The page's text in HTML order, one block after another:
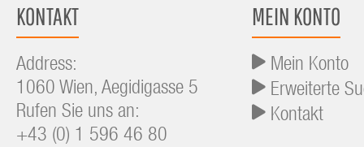
KONTAKT
Address:
1060 Wien, Aegidigasse 5
Rufen Sie uns an:
+43 (0) 1 596 46 80
MEIN KONTO
Mein Konto
Erweiterte
Kontakt